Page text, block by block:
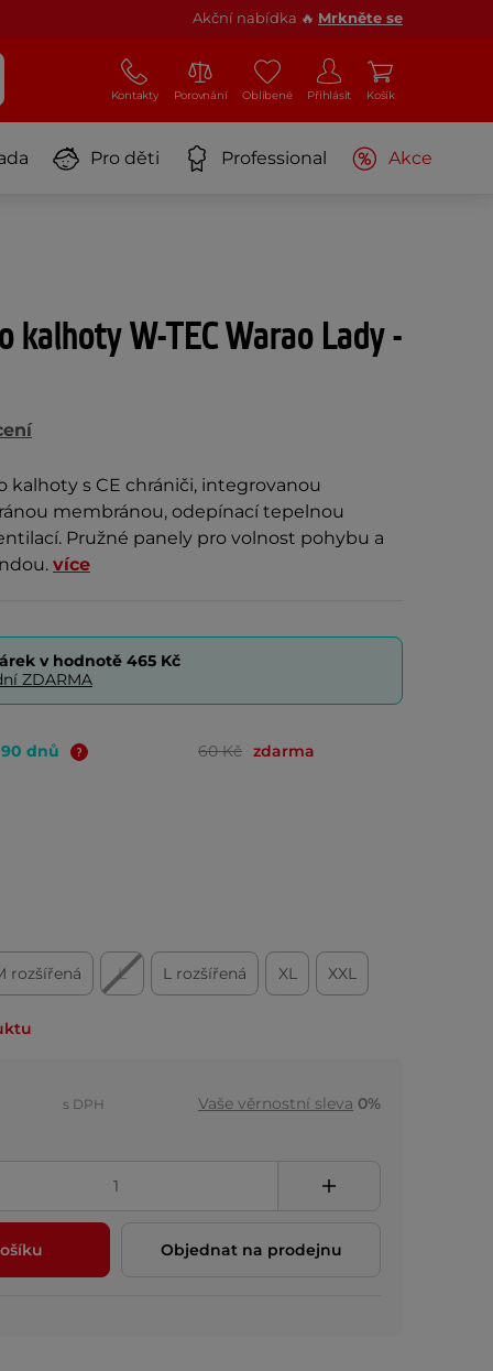
Akční nabídka 🔥 Mrkněte se
Kontakty Porovnání Oblíbené Přihlásit Košík
Pro děti Professional Akce
kalhoty W-TEC Warao Lady -
kalhoty s CE chrániči, integrovanou
membránou, odepínací tepelnou
Pružné panely pro volnost pohybu a
více
v hodnotě 465 Kč
ZDARMA
dnů 60 Kč zdarma
rozšířená L L rozšířená XL XXL
s DPH Vaše věrnostní sleva 0%
Objednat na prodejnu